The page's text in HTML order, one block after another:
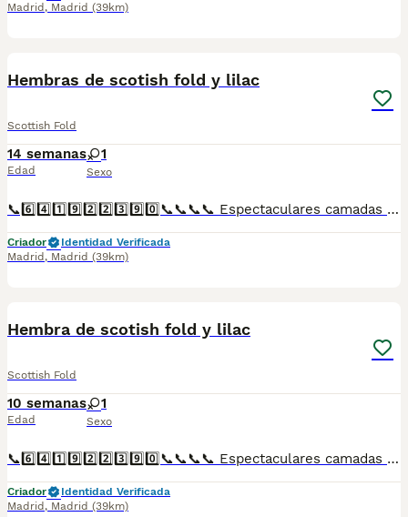
Madrid , Madrid (39km)
Hembras de scotish fold y lilac
Scottish Fold
14 semanas
Edad
1
Sexo
📞6️⃣4️⃣1️⃣9️⃣2️⃣2️⃣3️⃣9️⃣0️⃣📞📞📞📞 Espectaculares camadas de perritos de machos y hembras de scotisf fold y lilac nacionales descendientes de las mejores líneas de sangre. Disponibles tanto hembras como machos. Las camadas están bajo supervisión veterinaria desde su nacimiento hasta que son entregadas a su nueva familia. Criados por un equipo de profesionales y mejores personas que, con más de 20 años de experiencia , cuidan a los animales por vocación, aplicando una cría ética y responsable para que cada cachorro se desarrolle con la mejor salud y con un buen temperamento. Todos los cachorritos se entregan con unos dos meses y medio de edad y sus vacunas correspondientes, desparasitados interna y externamente, con certificado de salud, y garantía tanto por enfermedad vírica como congénito genética. Posibilidad de entregar en toda España mediante transporte propio preparado para animales y con chofer privado. Los precios pueden variar según las características y morfología de cada cachorro. Añádenos al whats app o llámanos, y encantados atenderemos todas tus dudas y consultas. Teléfono / Whats app: 641 92 23 90
Criador
Identidad Verificada
Madrid , Madrid (39km)
Hembra de scotish fold y lilac
Scottish Fold
10 semanas
Edad
1
Sexo
📞6️⃣4️⃣1️⃣9️⃣2️⃣2️⃣3️⃣9️⃣0️⃣📞📞📞📞 Espectaculares camadas de perritos de machos y hembras de scotish fold y lilac nacionales descendientes de las mejores líneas de sangre. Disponibles tanto hembras como machos. Las camadas están bajo supervisión veterinaria desde su nacimiento hasta que son entregadas a su nueva familia. Criados por un equipo de profesionales y mejores personas que, con más de 20 años de experiencia , cuidan a los animales por vocación, aplicando una cría ética y responsable para que cada cachorro se desarrolle con la mejor salud y con un buen temperamento. Todos los cachorritos se entregan con unos dos meses y medio de edad y sus vacunas correspondientes, desparasitados interna y externamente, con certificado de salud, y garantía tanto por enfermedad vírica como congénito genética. Posibilidad de entregar en toda España mediante transporte propio preparado para animales y con chofer privado. Los precios pueden variar según las características y morfología de cada cachorro. Añádenos al whats app o llámanos, y encantados atenderemos todas tus dudas y consultas. Teléfono / Whats app: 641 92 23 90
Criador
Identidad Verificada
Madrid , Madrid (39km)